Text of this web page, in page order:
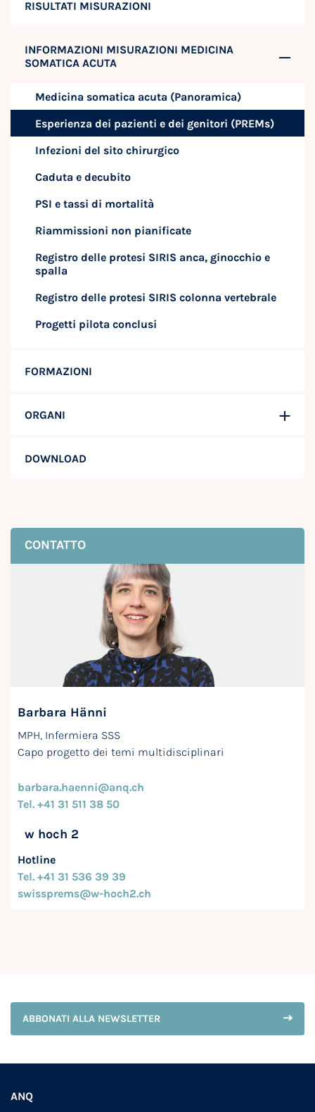
RISULTATI MISURAZIONI
INFORMAZIONI MISURAZIONI MEDICINA
SOMATICA ACUTA
Medicina somatica acuta (Panoramica)
Esperienza dei pazienti e dei genitori (PREMs)
Infezioni del sito chirurgico
Caduta e decubito
PSI e tassi di mortalità
Riammissioni non pianificate
Registro delle protesi SIRIS anca, ginocchio e
spalla
Registro delle protesi SIRIS colonna vertebrale
Progetti pilota conclusi
FORMAZIONI
ORGANI
DOWNLOAD
CONTATTO
Barbara Hänni
MPH, Infermiera SSS
Capo progetto dei temi multidisciplinari
barbara.haenni@anq.ch
Tel. +41 31 511 38 50
w hoch 2
Hotline
Tel. +41 31 536 39 39
swissprems@w-hoch2.ch
ABBONATI ALLA NEWSLETTER
ANQ